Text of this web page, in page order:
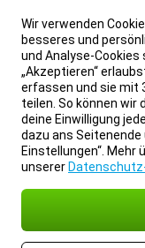
Wir verwenden
besseres und
und Analyse-
„Akzeptieren“
erfassen und sie mit
teilen. So können wir
deine Einwilligung
dazu ans Seitenende
Einstellungen“. Mehr
unserer